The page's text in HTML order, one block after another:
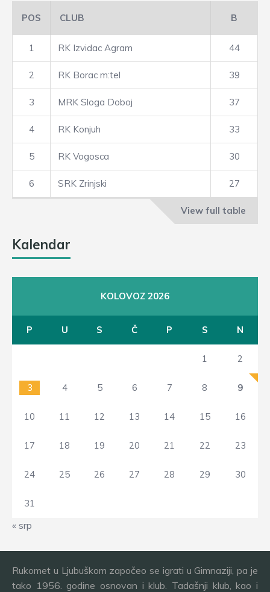
POS CLUB B
1 RK Izvidac Agram 44
2 RK Borac m:tel 39
3 MRK Sloga Doboj 37
4 RK Konjuh 33
5 RK Vogosca 30
6 SRK Zrinjski 27
View full table
Kalendar
KOLOVOZ 2026
P U S Č P S N
1 2
3 4 5 6 7 8 9
10 11 12 13 14 15 16
17 18 19 20 21 22 23
24 25 26 27 28 29 30
31
« srp
Rukomet u Ljubuškom započeo se igrati u Gimnaziji, pa je
tako 1956. godine osnovan i klub. Tadašnji klub, kao i